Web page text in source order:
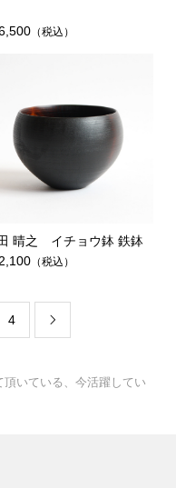
（税込）
晴之 イチョウ鉢 鉄鉢
（税込）
4 
いている、今活躍してい